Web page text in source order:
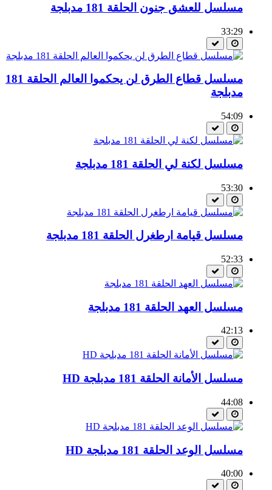
مسلسل للعشق جنون الحلقة 181 مدبلجة
33:29
مسلسل قطاع الطرق لن يحكموا العالم الحلقة 181
مدبلجة
54:09
مسلسل لكنة لي الحلقة 181 مدبلجة
53:30
مسلسل قيامة ارطغرل الحلقة 181 مدبلجة
52:33
مسلسل العهد الحلقة 181 مدبلجة
42:13
مسلسل الأمانة الحلقة 181 مدبلجة HD
44:08
مسلسل الوعد الحلقة 181 مدبلجة HD
40:00